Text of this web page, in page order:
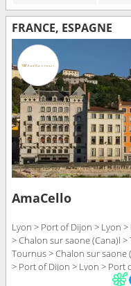
FRANCE, ESPAGNE
AmaCello
Lyon > Port of Dijon > Lyon
> Chalon sur saone (Cana)l
Tournus > Chalon sur saone
> Port of Dijon > Lyon > Port